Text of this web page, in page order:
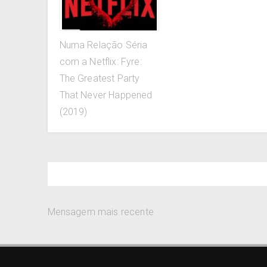
Numa Relação Séria
com a Netflix: Fyre:
The Greatest Party
That Never Happened
(2019)
Mensagem mais recente